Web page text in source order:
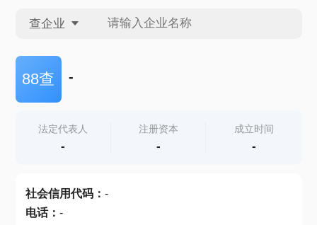
查企业
查企业
查产地
88查 -
法定代表人
-
注册资本
-
成立时间
-
社会信用代码： -
电话： -